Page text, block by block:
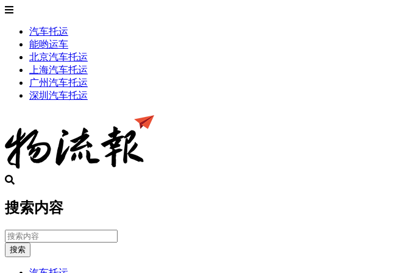
汽车托运
能哟运车
北京汽车托运
上海汽车托运
广州汽车托运
深圳汽车托运
搜索内容
搜索